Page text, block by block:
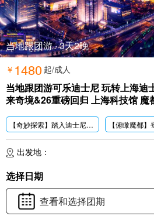
当地跟团游 · 3天2晚
￥ 1480 起/成人
当地跟团游可乐迪士尼 玩转上海迪
来奇境&26重磅回归 上海科技馆 魔
一地三天两晚跟团游
【奇妙探索】踏入迪士尼的梦幻王国，畅享一整天的奇妙探索，每一个瞬间都仿佛点亮了心中的奇梦;
出发地：
选择日期
查看和选择团期